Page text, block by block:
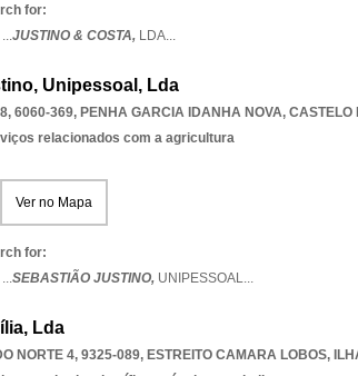
for:
JUSTINO & COSTA, LDA...
Unipessoal, Lda
6060-369, PENHA GARCIA IDANHA NOVA, CASTELO
relacionados com a agricultura
Ver no Mapa
for:
SEBASTIÃO JUSTINO, UNIPESSOAL...
Lda
NORTE 4, 9325-089, ESTREITO CAMARA LOBOS,